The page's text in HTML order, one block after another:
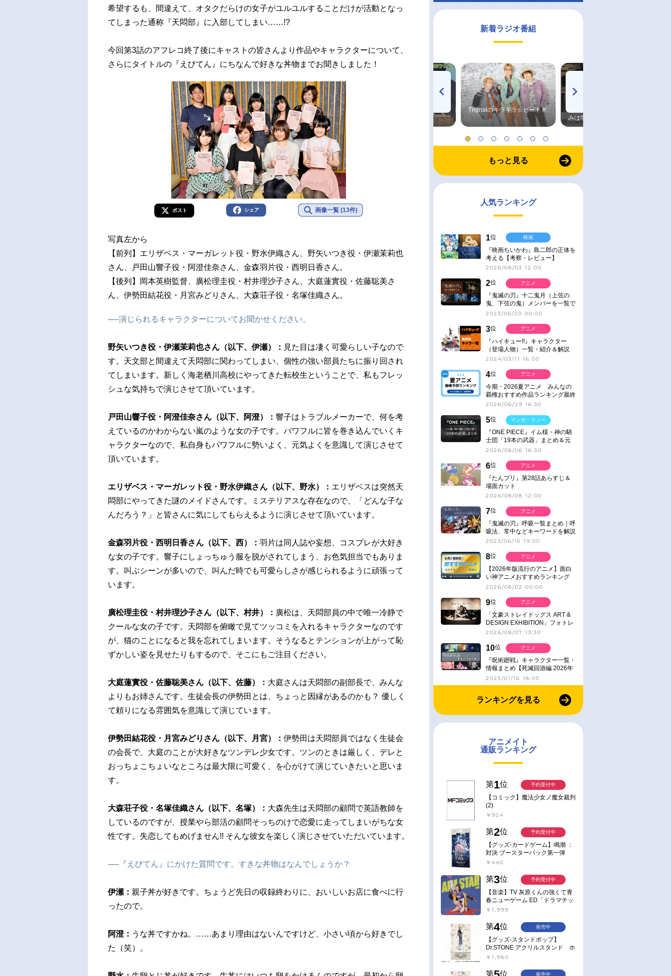
希望するも、間違えて、オタクだらけの女子がユルユルすることだけが活動となっ
てしまった通称『天悶部』に入部してしまい……!?
今回第3話のアフレコ終了後にキャストの皆さんより作品やキャラクターについて、
さらにタイトルの『えびてん』にちなんで好きな丼物までお聞きしました！
ポスト シェア 画像一覧 (13件)
写真左から
【前列】エリザベス・マーガレット役・野水伊織さん、野矢いつき役・伊瀬茉莉也
さん、戸田山響子役・阿澄佳奈さん、金森羽片役・西明日香さん。
【後列】岡本英樹監督、廣松理圭役・村井理沙子さん、大庭蓮實役・佐藤聡美さ
ん、伊勢田結花役・月宮みどりさん、大森荘子役・名塚佳織さん。
──演じられるキャラクターについてお聞かせください。
野矢いつき役・伊瀬茉莉也さん（以下、伊瀬）： 見た目は凄く可愛らしい子なので
す。天文部と間違えて天悶部に関わってしまい、個性の強い部員たちに振り回され
てしまいます。新しく海老栖川高校にやってきた転校生ということで、私もフレッ
シュな気持ちで演じさせて頂いています。
戸田山響子役・阿澄佳奈さん（以下、阿澄）： 響子はトラブルメーカーで、何を考
えているのかわからない嵐のような女の子です。パワフルに皆を巻き込んでいくキ
ャラクターなので、私自身もパワフルに勢いよく、元気よくを意識して演じさせて
頂いています。
エリザベス・マーガレット役・野水伊織さん（以下、野水）： エリザベスは突然天
悶部にやってきた謎のメイドさんです。ミステリアスな存在なので、「どんな子な
んだろう？」と皆さんに気にしてもらえるように演じさせて頂いています。
金森羽片役・西明日香さん（以下、西）： 羽片は同人誌や妄想、コスプレが大好き
な女の子です。響子にしょっちゅう服を脱がされてしまう、お色気担当でもありま
す。叫ぶシーンが多いので、叫んだ時でも可愛らしさが感じられるように頑張って
います。
廣松理圭役・村井理沙子さん（以下、村井）： 廣松は、天悶部員の中で唯一冷静で
クールな女の子です。天悶部を俯瞰で見てツッコミを入れるキャラクターなのです
が、猫のことになると我を忘れてしまいます。そうなるとテンションが上がって恥
ずかしい姿を見せたりもするので、そこにもご注目ください。
大庭蓮實役・佐藤聡美さん（以下、佐藤）： 大庭さんは天悶部の副部長で、みんな
よりもお姉さんです。生徒会長の伊勢田とは、ちょっと因縁があるのかも？ 優しく
て頼りになる雰囲気を意識して演じています。
伊勢田結花役・月宮みどりさん（以下、月宮）： 伊勢田は天悶部員ではなく生徒会
の会長で、大庭のことが大好きなツンデレ少女です。ツンのときは厳しく、デレと
おっちょこちょいなところは最大限に可愛く、を心がけて演じていきたいと思いま
す。
大森荘子役・名塚佳織さん（以下、名塚）： 大森先生は天悶部の顧問で英語教師を
しているのですが、授業やら部活の顧問そっちのけで恋愛に走ってしまいがちな女
性です。失恋してもめげません!! そんな彼女を楽しく演じさせていただいています。
──『えびてん』にかけた質問です。すきな丼物はなんでしょうか？
伊瀬： 親子丼が好きです。ちょうど先日の収録終わりに、おいしいお店に食べに行
ったので。
阿澄： うな丼ですかね。……あまり理由はないんですけど、小さい頃から好きでし
た（笑）。
新着ラジオ番組
TVアニメ『戦隊大失格』
radio 大直会 2nd season
Trignalのキラキラ☆ビートＲ
みは塩だけ
もっと見る
人気ランキング
1位
『映画ちいかわ』島二郎の正体を
考える【考察・レビュー】
2026/08/03 12:00
映画
2位
『鬼滅の刃』十二鬼月（上弦の
鬼、下弦の鬼）メンバーを一覧で
紹介＆解説（登場鬼の情報まと
2023/06/20 00:00
アニメ
3位
『ハイキュー!!』キャラクター
（登場人物）一覧・紹介＆解説
2024/03/11 16:00
アニメ
4位
今期・2026夏アニメ みんなの
覇権おすすめ作品ランキング最終
結果発表！
2026/06/29 16:30
アニメ
5位
『ONE PIECE』イム様・神の騎
士団「19本の武器」まとめ＆元
ネタ
2026/08/06 16:30
マンガ・ラノベ
6位
『たんプリ』第28話あらすじ＆
場面カット
2026/08/08 12:00
アニメ
7位
『鬼滅の刃』呼吸一覧まとめ｜呼
吸法、常中などキーワードを解説
2023/06/15 19:00
アニメ
8位
【2026年版流行のアニメ】面白
い神アニメおすすめランキング
【名作・話題作】｜ジャンル別人
2026/08/02 00:00
アニメ
9位
「文豪ストレイドッグス ART &
DESIGN EXHIBITION」フォトレ
ポート
2026/08/07 13:30
アニメ
10位
『呪術廻戦』キャラクター一覧・
情報まとめ【死滅回游編 2026年
1月放送】
2025/01/16 18:00
アニメ
ランキングを見る
アニメイト
通販ランキング
第1位
【コミック】魔法少女ノ魔女裁判
(2)
￥924
予約受付中
第2位
【グッズ-カードゲーム】鳴潮 ：
対決 ブースターパック第一弾
【ポイント2倍】
￥440
予約受付中
第3位
【音楽】TV 灰原くんの強くて青
春ニューゲーム ED「ドラマチッ
ク逃避行」収録シングル AIM
￥1,999
予約受付中
第4位
【グッズ-スタンドポップ】
Dr.STONE アクリルスタンド ホ
ワイマンといっしょver. スタン
￥1,980
発売中
第 位 発売中